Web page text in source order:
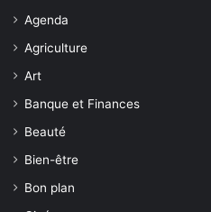
Agenda
Agriculture
Art
Banque et Finances
Beauté
Bien-être
Bon plan